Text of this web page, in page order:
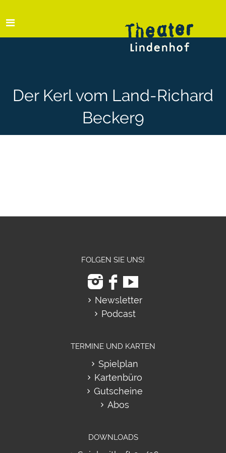
Der Kerl vom Land-Richard
Becker9
FOLGEN SIE UNS!
Newsletter
Podcast
TERMINE UND KARTEN
Spielplan
Kartenbüro
Gutscheine
Abos
DOWNLOADS